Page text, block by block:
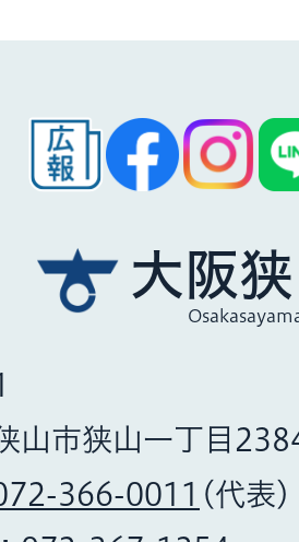
大阪
山市狭山一丁目
366-0011 (代表)